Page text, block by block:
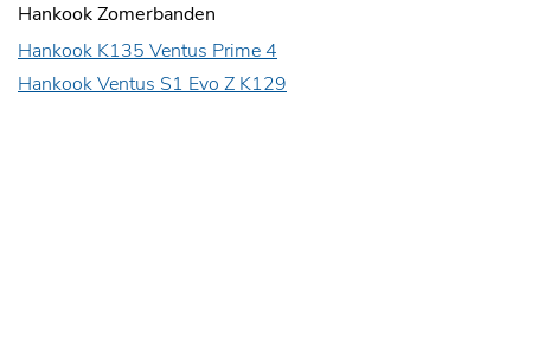
Hankook Zomerbanden
Hankook K135 Ventus Prime 4
Hankook Ventus S1 Evo Z K129